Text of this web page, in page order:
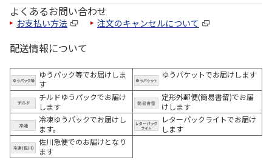
よくあるお問い合わせ
お支払い方法 注文のキャンセルについて
配送情報について
ゆうパック等でお届けしま
す
ゆうパケットでお届けします
チルドゆうパックでお届け
します
定形外郵便(簡易書留)でお届
けします
冷凍ゆうパックでお届けし
ます。
レターパックライトでお届け
します
佐川急便でのお届けとなり
ます